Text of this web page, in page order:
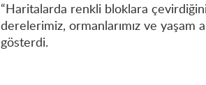
“Haritalarda renkli bloklara
derelerimiz, ormanlarımız ve yaşam
gösterdi.